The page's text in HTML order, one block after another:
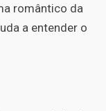
romântico da
a entender o